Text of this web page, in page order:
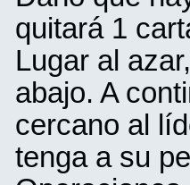
quitará 1
Lugar al
abajo. A
cercano al
tenga a su